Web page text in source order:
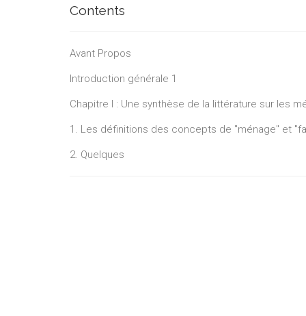
Contents
Avant Propos
Introduction générale 1
Chapitre I : Une synthèse de la littérature sur les
1. Les définitions des concepts de "ménage" et
2. Quelques